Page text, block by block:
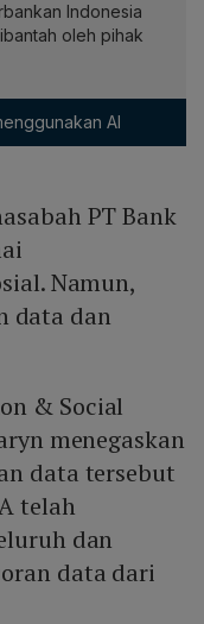
Indonesia
oleh pihak
AI
PT Bank
Namun,
data dan
& Social
menegaskan
data tersebut
telah
dan
data dari